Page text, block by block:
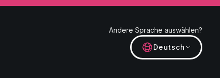
Andere Sprache auswählen?
Deutsch